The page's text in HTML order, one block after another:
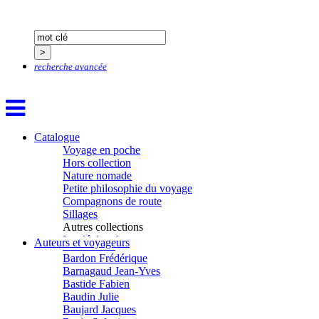
recherche avancée
Catalogue
Voyage en poche
Hors collection
Nature nomade
Petite philosophie du voyage
Compagnons de route
Sillages
Autres collections
La clé des champs
Chemins d’étoiles
Visions
Auteurs et voyageurs
Adjemian David
Ardillier-Carras Françoise
Arnould Jacques
Arseniev Vladimir
Aubertel Pierre-Marie
Béjanin Emmanuel
Bérard Géraldine
Baldit de Barral Siméon
Balen Noël
Balhi Jamel
Bardon Frédérique
Barnagaud Jean-Yves
Bastide Fabien
Baudin Julie
Baujard Jacques